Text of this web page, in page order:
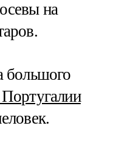
на
большого